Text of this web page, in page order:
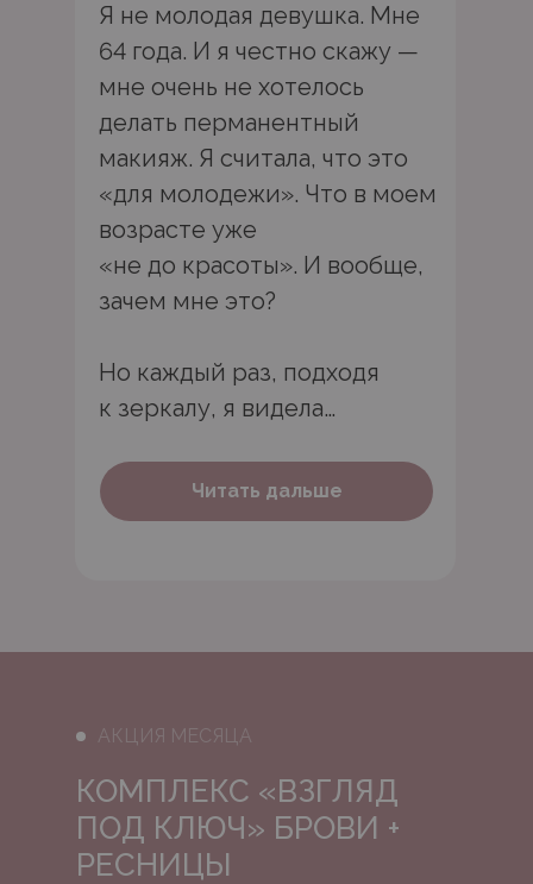
Читать дальше
Я не молодая девушка. Мне
64 года. И я честно скажу —
мне очень не хотелось
делать перманентный
макияж. Я считала, что это
«для молодежи». Что в моем
возрасте уже
«не до красоты». И вообще,
зачем мне это?
Но каждый раз, подходя
к зеркалу, я видела…
КОМПЛЕКС «ВЗГЛЯД
ПОД КЛЮЧ» БРОВИ +
РЕСНИЦЫ
АКЦИЯ МЕСЯЦА